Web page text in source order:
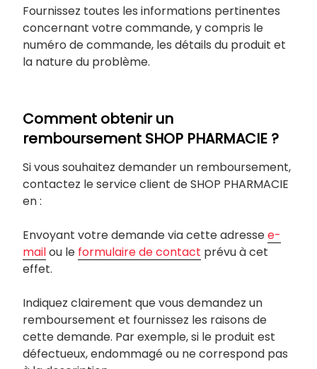
Fournissez toutes les informations pertinentes
concernant votre commande, y compris le
numéro de commande, les détails du produit et
la nature du problème.
Comment obtenir un
remboursement SHOP PHARMACIE ?
Si vous souhaitez demander un remboursement,
contactez le service client de SHOP PHARMACIE
en :
Envoyant votre demande via cette adressee-
mailou le formulaire de contact prévu à cet
effet.
Indiquez clairement que vous demandez un
remboursement et fournissez les raisons de
cette demande. Par exemple, si le produit est
défectueux, endommagé ou ne correspond pas